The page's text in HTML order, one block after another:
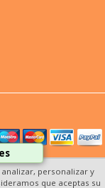
personalizar y
que aceptas su